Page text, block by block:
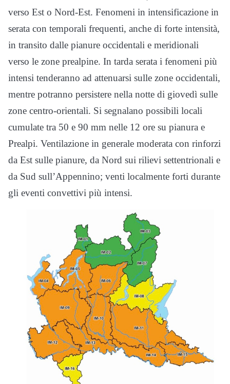
verso Est o Nord-Est. Fenomeni in intensificazione in
serata con temporali frequenti, anche di forte intensità,
in transito dalle pianure occidentali e meridionali
verso le zone prealpine. In tarda serata i fenomeni più
intensi tenderanno ad attenuarsi sulle zone occidentali,
mentre potranno persistere nella notte di giovedì sulle
zone centro-orientali. Si segnalano possibili locali
cumulate tra 50 e 90 mm nelle 12 ore su pianura e
Prealpi. Ventilazione in generale moderata con rinforzi
da Est sulle pianure, da Nord sui rilievi settentrionali e
da Sud sull’Appennino; venti localmente forti durante
gli eventi convettivi più intensi.